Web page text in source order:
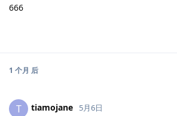
666
1 个月 后
T tiamojane 5月6日